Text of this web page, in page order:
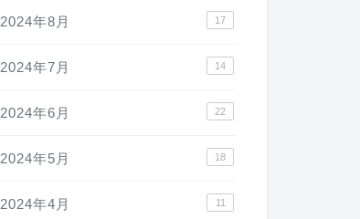
2024年8月 17
2024年7月 14
2024年6月 22
2024年5月 18
2024年4月 11